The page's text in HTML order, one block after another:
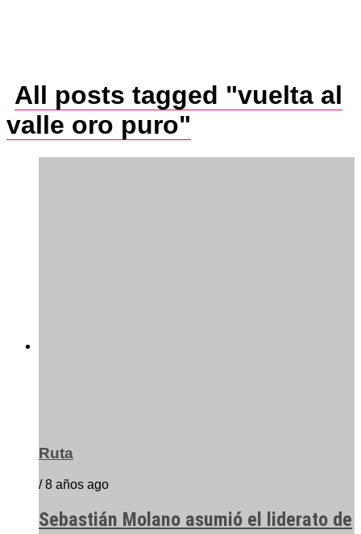
All posts tagged "vuelta al
valle oro puro"
Ruta
/ 8 años ago
Sebastián Molano asumió el liderato de